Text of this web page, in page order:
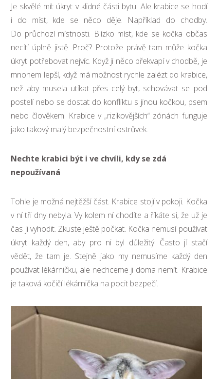
Je skvělé mít úkryt v klidné části bytu. Ale krabice se hodí
i do míst, kde se něco děje. Například do chodby.
Do průchozí místnosti. Blízko míst, kde se kočka občas
necítí úplně jistě. Proč? Protože právě tam může kočka
úkryt potřebovat nejvíc. Když ji něco překvapí v chodbě, je
mnohem lepší, když má možnost rychle zalézt do krabice,
než aby musela utíkat přes celý byt, schovávat se pod
postelí nebo se dostat do konfliktu s jinou kočkou, psem
nebo člověkem. Krabice v „rizikovějších“ zónách funguje
jako takový malý bezpečnostní ostrůvek.
Nechte krabici být i ve chvíli, kdy se zdá
nepoužívaná
Tohle je možná nejtěžší část. Krabice stojí v pokoji. Kočka
v ní tři dny nebyla. Vy kolem ní chodíte a říkáte si, že už je
čas ji vyhodit. Zkuste ještě počkat. Kočka nemusí používat
úkryt každý den, aby pro ni byl důležitý. Často jí stačí
vědět, že tam je. Stejně jako my nemusíme každý den
používat lékárničku, ale nechceme ji doma nemít. Krabice
je taková kočičí lékárnička na pocit bezpečí.